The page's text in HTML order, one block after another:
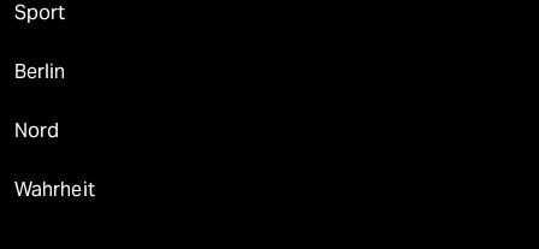
Sport
Berlin
Nord
Wahrheit